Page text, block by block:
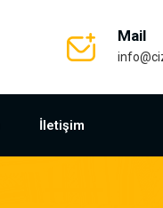
Mail
İletişim